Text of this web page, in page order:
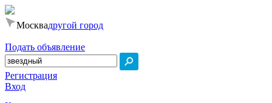
Москвадругой город
Подать объявление
Регистрация
Вход